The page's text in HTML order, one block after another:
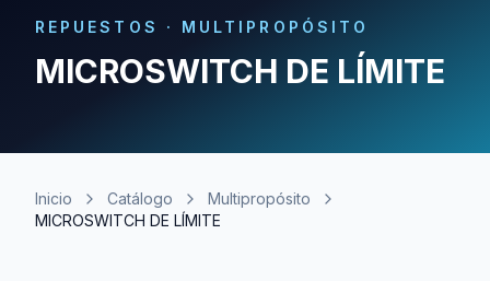
REPUESTOS · MULTIPROPÓSITO
MICROSWITCH DE LÍMITE
Inicio Catálogo
Multipropósito
MICROSWITCH DE LÍMITE